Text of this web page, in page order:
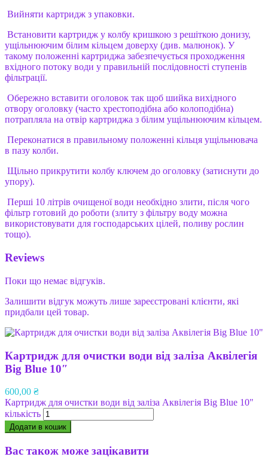
Вийняти картридж з упаковки.
Встановити картридж у колбу кришкою з решіткою донизу,
ущільнюючим білим кільцем доверху (див. малюнок). У
такому положенні картриджа забезпечується проходження
вхідного потоку води у правильній послідовності ступенів
фільтрації.
Обережно вставити оголовок так щоб шийка вихідного
отвору оголовку (часто хрестоподібна або колоподібна)
потрапляла на отвір картриджа з білим ущільнюючим кільцем.
Переконатися в правильному положенні кільця ущільнювача
в пазу колби.
Щільно прикрутити колбу ключем до оголовку (затиснути до
упору).
Перші 10 літрів очищеної води необхідно злити, після чого
фільтр готовий до роботи (злиту з фільтру воду можна
використовувати для господарських цілей, поливу рослин
тощо).
Reviews
Поки що немає відгуків.
Залишити відгук можуть лише зареєстровані клієнти, які
придбали цей товар.
Картридж для очистки води від заліза Аквілегія
Big Blue 10″
600,00 ₴
Картридж для очистки води від заліза Аквілегія Big Blue 10"
кількість
Додати в кошик
Вас також може зацікавити